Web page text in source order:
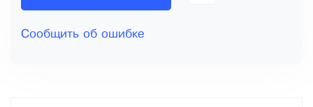
Сообщить об ошибке